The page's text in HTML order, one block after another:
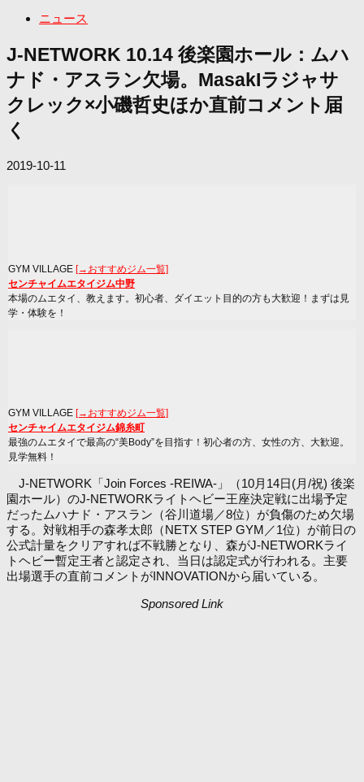
ニュース
J-NETWORK 10.14 後楽園ホール：ムハ
ナド・アスラン欠場。MasakIラジャサ
クレック×小磯哲史ほか直前コメント届
く
2019-10-11
GYM VILLAGE [→おすすめジム一覧]
センチャイムエタイジム中野
本場のムエタイ、教えます。初心者、ダイエット目的の方も大歓迎！まずは見
学・体験を！
GYM VILLAGE [→おすすめジム一覧]
センチャイムエタイジム錦糸町
最強のムエタイで最高の“美Body”を目指す！初心者の方、女性の方、大歓迎。
見学無料！
J-NETWORK「Join Forces -REIWA-」（10月14日(月/祝) 後楽
園ホール）のJ-NETWORKライトヘビー王座決定戦に出場予定
だったムハナド・アスラン（谷川道場／8位）が負傷のため欠場
する。対戦相手の森孝太郎（NETX STEP GYM／1位）が前日の
公式計量をクリアすれば不戦勝となり、森がJ-NETWORKライ
トヘビー暫定王者と認定され、当日は認定式が行われる。主要
出場選手の直前コメントがINNOVATIONから届いている。
Sponsored Link